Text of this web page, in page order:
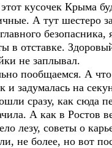
кусочек Крыма
А тут шестеро
безопасника,
в отставке.
не заплывал.
пообщаемся. А
задумалась на
сразу, как сюда
А как в Ростов
лезу, советы о
не более, но вот